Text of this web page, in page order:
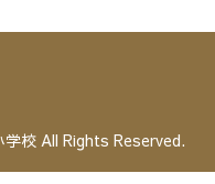
校 All Rights Reserved.